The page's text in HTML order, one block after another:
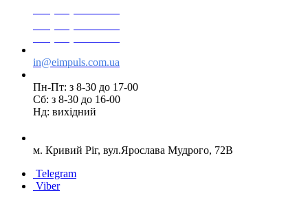
in@eimpuls.com.ua
Пн-Пт: з 8-30 до 17-00
Сб: з 8-30 до 16-00
Нд: вихідний
м. Кривий Ріг, вул.Ярослава Мудрого, 72В
Telegram
Viber